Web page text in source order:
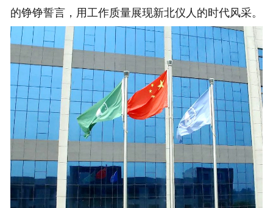
的铮铮誓言，用工作质量展现新北仪人的时代风采。